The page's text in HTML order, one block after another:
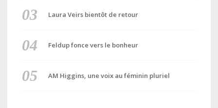
Laura Veirs bientôt de retour
Feldup fonce vers le bonheur
AM Higgins, une voix au féminin pluriel